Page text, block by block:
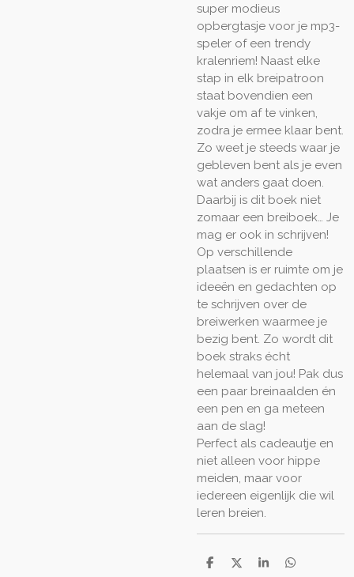
super modieus
opbergtasje voor je mp3-
speler of een trendy
kralenriem! Naast elke
stap in elk breipatroon
staat bovendien een
vakje om af te vinken,
zodra je ermee klaar bent.
Zo weet je steeds waar je
gebleven bent als je even
wat anders gaat doen.
Daarbij is dit boek niet
zomaar een breiboek… Je
mag er ook in schrijven!
Op verschillende
plaatsen is er ruimte om je
ideeën en gedachten op
te schrijven over de
breiwerken waarmee je
bezig bent. Zo wordt dit
boek straks écht
helemaal van jou! Pak dus
een paar breinaalden én
een pen en ga meteen
aan de slag!
Perfect als cadeautje en
niet alleen voor hippe
meiden, maar voor
iedereen eigenlijk die wil
leren breien.
D
D
S
D